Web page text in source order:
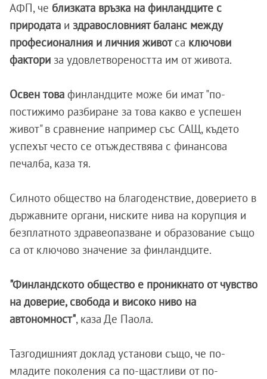
AФП, че близката връзка на финландците с
природата и здравословният баланс между
професионалния и личния животса ключови
фактори за удовлетвореността им от живота.
Освен това финландците може би имат "по-
постижимо разбиране за това какво е успешен
живот" в сравнение например със САЩ, където
успехът често се отъждествява с финансова
печалба, каза тя.
Силното общество на благоденствие, доверието в
държавните органи, ниските нива на корупция и
безплатното здравеопазване и образование също
са от ключово значение за финландците.
"Финландското общество е проникнато от чувство
на доверие, свобода и високо ниво на
автономност", каза Де Паола.
Тазгодишният доклад установи също, че по-
младите поколения са по-щастливи от по-